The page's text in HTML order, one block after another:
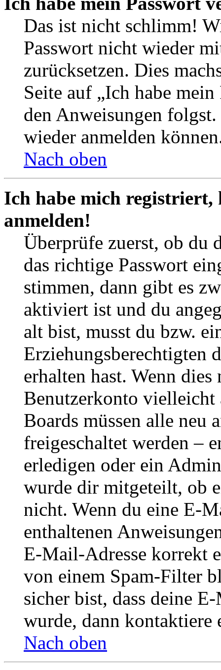
Das ist nicht schlimm!
Passwort nicht wieder
zurücksetzen. Dies
Seite auf „Ich habe
den Anweisungen
wieder anmelden
Nach oben
Ich habe mich
anmelden!
Überprüfe zuerst, ob du
das richtige Passwort
stimmen, dann gibt es
aktiviert ist und du
alt bist, musst du bzw.
Erziehungsberechtigten
erhalten hast. Wenn
Benutzerkonto
Boards müssen alle neu
freigeschaltet werden –
erledigen oder ein
wurde dir mitgeteilt, ob
nicht. Wenn du eine E-
enthaltenen
E-Mail-Adresse korrekt
von einem Spam-Filter
sicher bist, dass deine
wurde, dann kontaktiere
Nach oben